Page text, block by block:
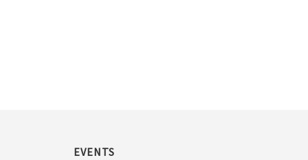
EVENTS